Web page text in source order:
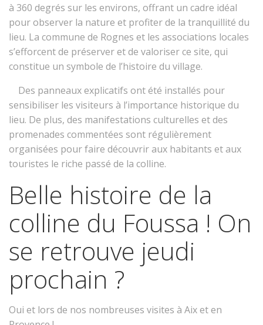
à 360 degrés sur les environs, offrant un cadre idéal
pour observer la nature et profiter de la tranquillité du
lieu. La commune de Rognes et les associations locales
s’efforcent de préserver et de valoriser ce site, qui
constitue un symbole de l’histoire du village.
Des panneaux explicatifs ont été installés pour
sensibiliser les visiteurs à l’importance historique du
lieu. De plus, des manifestations culturelles et des
promenades commentées sont régulièrement
organisées pour faire découvrir aux habitants et aux
touristes le riche passé de la colline.
Belle histoire de la
colline du Foussa ! On
se retrouve jeudi
prochain ?
Oui et lors de nos nombreuses visites à Aix et en